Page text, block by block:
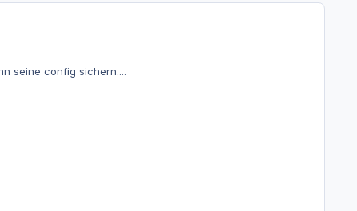
seine config sichern....